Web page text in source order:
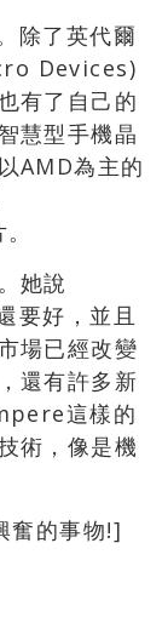
除了英代爾
Devices)
有了自己的
慧型手機晶
AMD為主的
她說
要好，並且
場已經改變
還有許多新
這樣的
術，像是機
奮的事物!]